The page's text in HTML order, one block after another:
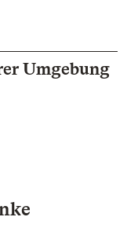
Umgebung